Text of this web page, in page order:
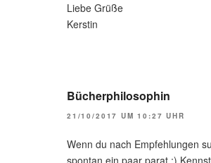
Liebe Grüße
Kerstin
Bücherphilosophin
21/10/2017 UM 10:27 UHR
Wenn du nach Empfehlungen
spontan ein paar parat ;)